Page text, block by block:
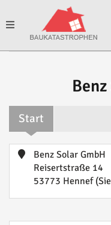
Toggle
Start
Benz Solar GmbH
Reisertstraße 14
53773 Hennef